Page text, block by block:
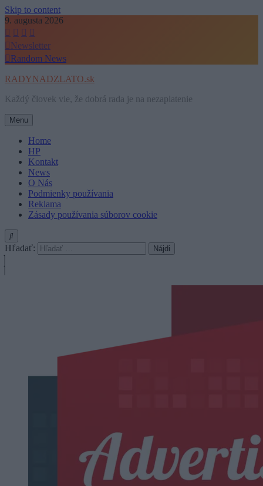
Skip to content
9. augusta 2026
Newsletter
Random News
RADYNADZLATO.sk
Každý človek vie, že dobrá rada je na nezaplatenie
Menu
Home
HP
Kontakt
News
O Nás
Podmienky používania
Reklama
Zásady používania súborov cookie
Hľadať: